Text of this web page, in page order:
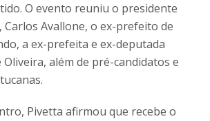
O evento reuniu o presidente
Carlos Avallone, o ex-prefeito de
a ex-prefeita e ex-deputada
além de pré-candidatos e
Pivetta afirmou que recebe o